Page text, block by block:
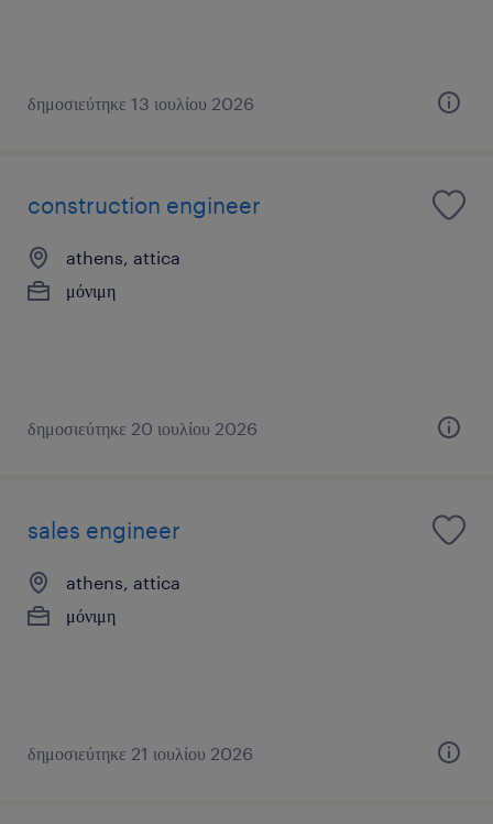
δημοσιεύτηκε 13 ιουλίου 2026
construction engineer
athens, attica
μόνιμη
δημοσιεύτηκε 20 ιουλίου 2026
sales engineer
athens, attica
μόνιμη
δημοσιεύτηκε 21 ιουλίου 2026